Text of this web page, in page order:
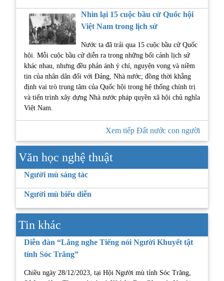
Nhìn lại 15 cuộc bầu cử Quốc hội
Việt Nam trong lịch sử
Nước ta đã trải qua 15 cuộc bầu cử Quốc
hội. Mỗi cuộc bầu cử diễn ra trong những bối cảnh lịch sử
khác nhau, nhưng đều phản ánh ý chí, nguyện vọng và niềm
tin của nhân dân đối với Đảng, Nhà nước; đồng thời khẳng
định vai trò trung tâm của Quốc hội trong hệ thống chính trị
và tiến trình xây dựng Nhà nước pháp quyền xã hội chủ nghĩa
Việt Nam.
Xem tiếp Đất nước con người
Văn học nghệ thuật
Người mù sáng tác
Người mù biểu diễn
Tin khác
Diễn đàn “Lắng nghe Tiếng nói Người Khuyết tật
tỉnh Sóc Trăng”
Chiều ngày 28/12/2023, tại Hội Người mù tỉnh Sóc Trăng,